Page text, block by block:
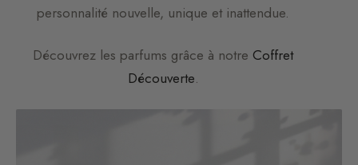
personnalité nouvelle, unique et inattendue.
Découvrez les parfums grâce à notre Coffret
Découverte.